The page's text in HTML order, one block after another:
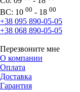
ВС: 10 00 - 18 00
+38 095 890-05-05
+38 068 890-05-05
Перезвоните мне
О компании
Оплата
Доставка
Гарантия